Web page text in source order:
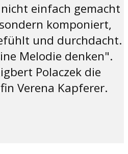
einfach gemacht
komponiert,
und durchdacht.
Melodie denken".
Polaczek die
Verena Kapferer.